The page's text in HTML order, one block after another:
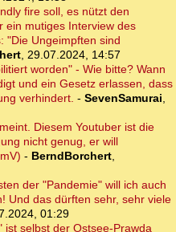
fire soll, es nützt den
ein mutiges Interview des
"Die Ungeimpften sind
, 29.07.2024, 14:57
worden" - Wie bitte? Wann
und ein Gesetz erlassen, dass
verhindert. - SevenSamurai,
Diesem Youtuber ist die
nicht genug, er will
- BerndBorchert,
der "Pandemie" will ich auch
Und das dürften sehr, sehr viele
01:29
selbst der Ostsee-Prawda